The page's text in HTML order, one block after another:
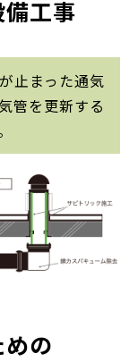
工事
止まった通気
管を更新する
の